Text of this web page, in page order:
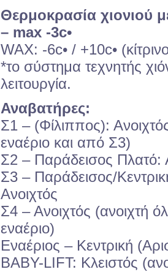
Θερμοκρασία χιονιού
– max -3c•
WAX: -6c• / +10c•
*το σύστημα τεχνητής
λειτουργία.
Αναβατήρες:
Σ1 – (Φίλιππος):
εναέριο και από Σ3)
Σ2 – Παράδεισος Πλατό:
Σ3 – Παράδεισος/
Ανοιχτός
Σ4 – Ανοιχτός (ανοιχτή
εναέριο)
Εναέριος – Κεντρική
BABY-LIFT: Κλειστός